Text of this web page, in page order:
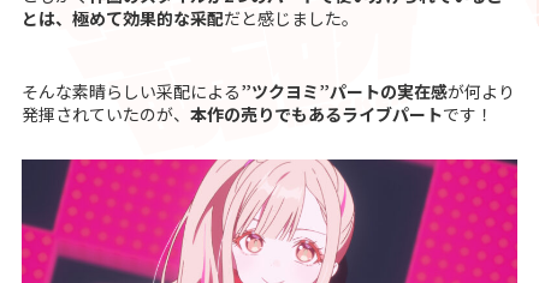
とは、極めて効果的な采配だと感じました。
そんな素晴らしい采配による”ツクヨミ”パートの実在感が何より
発揮されていたのが、本作の売りでもあるライブパートです！